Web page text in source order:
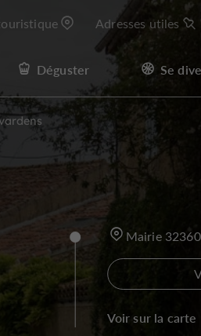
Adresses utiles
Déguster Se
Mairie
Voir sur la carte